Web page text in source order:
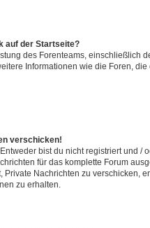
auf der Startseite?
des Forenteams, einschließlich
Informationen wie die Foren,
verschicken!
bist du nicht registriert und /
für das komplette Forum
Private Nachrichten zu verschicken,
zu erhalten.